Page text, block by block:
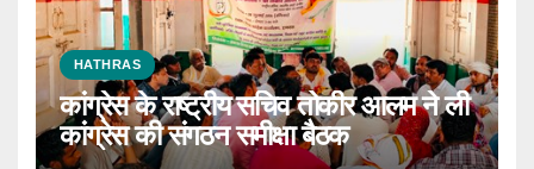
HATHRAS
कांग्रेस के राष्ट्रीय सचिव तोकीर आलम ने ली
कांग्रेस की संगठन समीक्षा बैठक